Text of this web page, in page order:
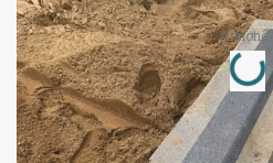
Annonce
Loading...